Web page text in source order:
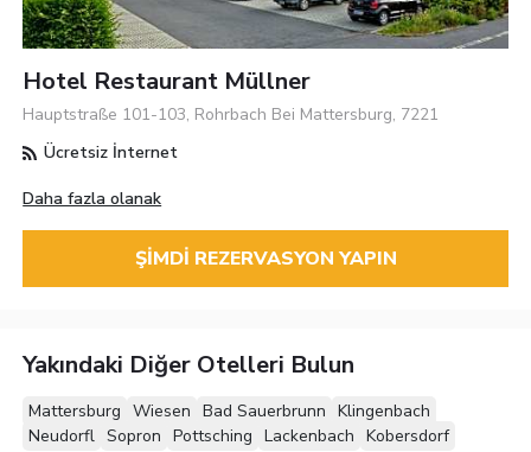
Hotel Restaurant Müllner
Hauptstraße 101-103, Rohrbach Bei Mattersburg, 7221
Ücretsiz İnternet
Daha fazla olanak
ŞIMDI REZERVASYON YAPIN
Yakındaki Diğer Otelleri Bulun
Mattersburg Wiesen Bad Sauerbrunn Klingenbach
Neudorfl Sopron Pottsching Lackenbach Kobersdorf